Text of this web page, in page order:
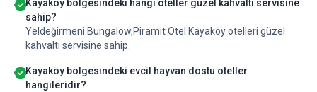
Kayaköy bölgesindeki hangi oteller güzel kahvaltı servisine
sahip?
Yeldeğirmeni Bungalow,Piramit Otel Kayaköy otelleri güzel
kahvaltı servisine sahip.
Kayaköy bölgesindeki evcil hayvan dostu oteller
hangileridir?